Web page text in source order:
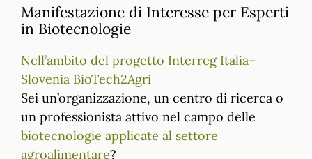
Manifestazione di Interesse per Esperti
in Biotecnologie
Nell’ambito del progetto Interreg Italia–
Slovenia BioTech2Agri
Sei un’organizzazione, un centro di ricerca o
un professionista attivo nel campo delle
biotecnologie applicate al settore
agroalimentare?